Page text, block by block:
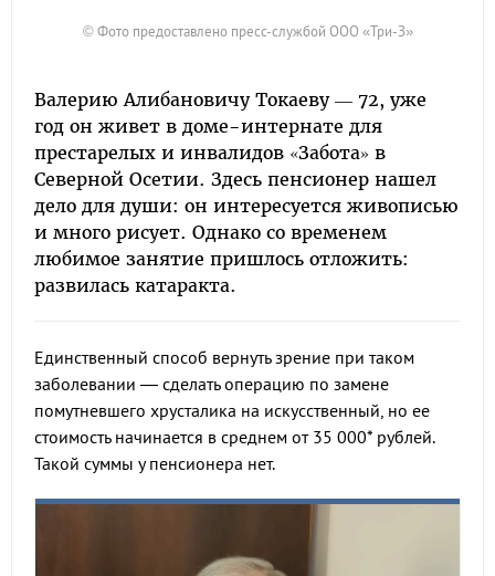
© Фото предоставлено пресс-службой ООО «Три-З»
Валерию Алибановичу Токаеву — 72, уже
год он живет в доме-интернате для
престарелых и инвалидов «Забота» в
Северной Осетии. Здесь пенсионер нашел
дело для души: он интересуется живописью
и много рисует. Однако со временем
любимое занятие пришлось отложить:
развилась катаракта.
Единственный способ вернуть зрение при таком
заболевании — сделать операцию по замене
помутневшего хрусталика на искусственный, но ее
стоимость начинается в среднем от 35 000* рублей.
Такой суммы у пенсионера нет.